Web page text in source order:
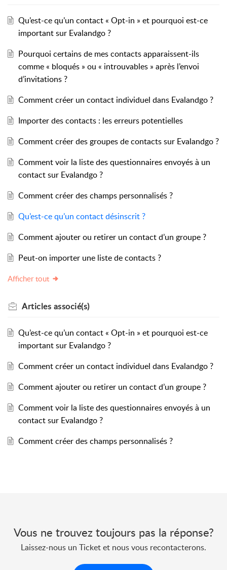
Qu’est-ce qu’un contact « Opt-in » et pourquoi est-ce
important sur Evalandgo ?
Pourquoi certains de mes contacts apparaissent-ils
comme « bloqués » ou « introuvables » après l’envoi
d’invitations ?
Comment créer un contact individuel dans Evalandgo ?
Importer des contacts : les erreurs potentielles
Comment créer des groupes de contacts sur Evalandgo ?
Comment voir la liste des questionnaires envoyés à un
contact sur Evalandgo ?
Comment créer des champs personnalisés ?
Qu’est-ce qu’un contact désinscrit ?
Comment ajouter ou retirer un contact d’un groupe ?
Peut-on importer une liste de contacts ?
Afficher tout
Articles associé(s)
Qu’est-ce qu’un contact « Opt-in » et pourquoi est-ce
important sur Evalandgo ?
Comment créer un contact individuel dans Evalandgo ?
Comment ajouter ou retirer un contact d’un groupe ?
Comment voir la liste des questionnaires envoyés à un
contact sur Evalandgo ?
Comment créer des champs personnalisés ?
Vous ne trouvez toujours pas la réponse?
Laissez-nous un Ticket et nous vous recontacterons.